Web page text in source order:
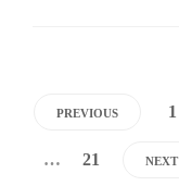
PREVIOUS 1
… 21 NEXT